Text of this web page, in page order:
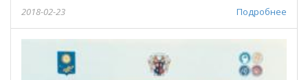
Подробнее
2018-02-23